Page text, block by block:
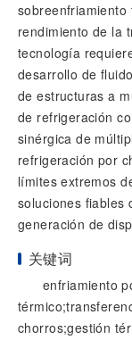
sobreenfriamiento
rendimiento de la
tecnología
desarrollo de
de estructuras a
de refrigeración
sinérgica de
refrigeración por
límites extremos
soluciones fiables
generación de
关键词
enfriamiento
chorros;gestión